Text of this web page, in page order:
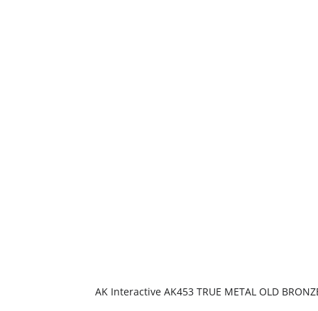
AK Interactive AK453 TRUE METAL OLD